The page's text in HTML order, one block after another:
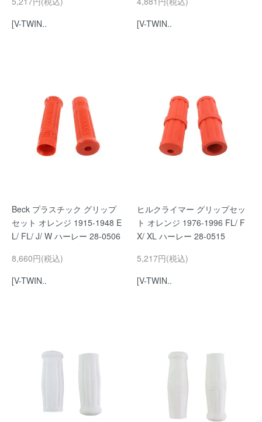
[V-TWIN..
[V-TWIN..
Beck プラスチック グリップ
セット オレンジ 1915-1948 E
L/ FL/ J/ W ハーレー 28-0506
8,660円(税込)
[V-TWIN..
ヒルクライマー グリップセッ
ト オレンジ 1976-1996 FL/ F
X/ XL ハーレー 28-0515
5,217円(税込)
[V-TWIN..